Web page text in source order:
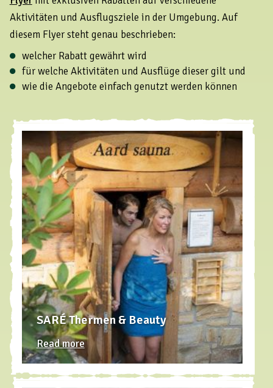
Aktivitäten und Ausflugsziele in der Umgebung. Auf
diesem Flyer steht genau beschrieben:
welcher Rabatt gewährt wird
für welche Aktivitäten und Ausflüge dieser gilt und
wie die Angebote einfach genutzt werden können
SARÉ Thermen & Beauty
Read more